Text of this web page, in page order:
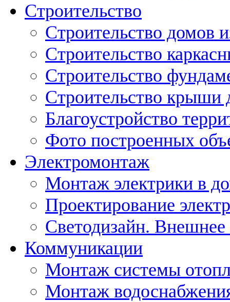
Строительство
Строительство домов
Строительство
Строительство
Строительство крыши
Благоустройство
Фото построенных
Электромонтаж
Монтаж электрики в
Проектирование
Светодизайн.
Коммуникации
Монтаж системы
Монтаж